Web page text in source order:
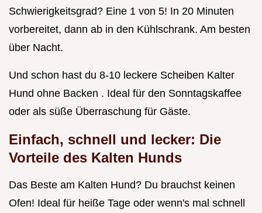
Schwierigkeitsgrad? Eine 1 von 5! In 20 Minuten
vorbereitet, dann ab in den Kühlschrank. Am besten
über Nacht.
Und schon hast du 8-10 leckere Scheiben Kalter
Hund ohne Backen . Ideal für den Sonntagskaffee
oder als süße Überraschung für Gäste.
Einfach, schnell und lecker: Die
Vorteile des Kalten Hunds
Das Beste am Kalten Hund? Du brauchst keinen
Ofen! Ideal für heiße Tage oder wenn's mal schnell